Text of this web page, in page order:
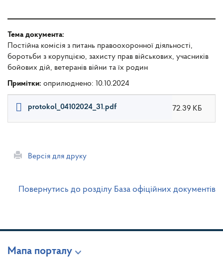
Тема документа:
Постійна комісія з питань правоохоронної діяльності,
боротьби з корупцією, захисту прав військових, учасників
бойових дій, ветеранів війни та їх родин
Примітки: оприлюднено: 10.10.2024
protokol_04102024_31.pdf 72.39 КБ
Версія для друку
Повернутись до розділу База офіційних документів
Мапа порталу